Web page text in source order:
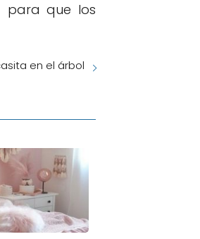
para que los
en el árbol